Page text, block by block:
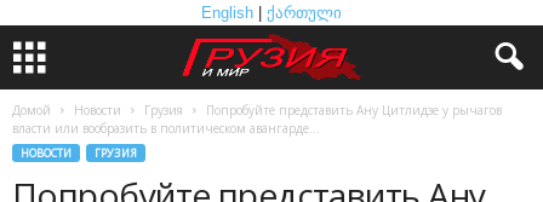
English ქართული
Домой Новости Грузия
Попробуйте представить Ану Цитлидзе у рычагов
власти или вообразить в политическом авангарде...
НОВОСТИ ГРУЗИЯ